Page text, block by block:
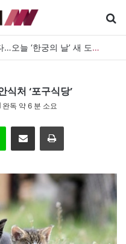
한궁 탄생 20년, 이제 AI를 쏜다…오늘 ‘한궁의 날’ 새 도약 선언
처 ‘포구식당’
완독 약 6 분 소요
이메일